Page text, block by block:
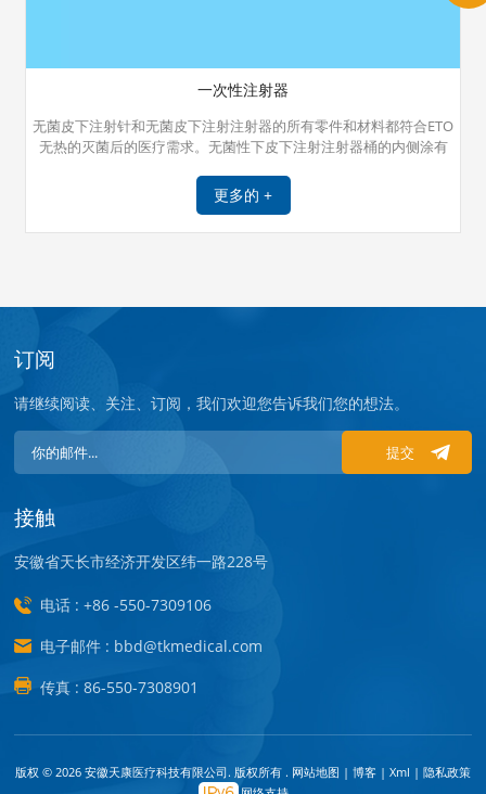
一次性注射器
无菌皮下注射针和无菌皮下注射注射器的所有零件和材料都符合ETO
无热的灭菌后的医疗需求。无菌性下皮下注射注射器桶的内侧涂有
注入患者或为患者取出血液。
更多的 +
订阅
请继续阅读、关注、订阅，我们欢迎您告诉我们您的想法。
提交
接触
安徽省天长市经济开发区纬一路228号
电话 : +86 -550-7309106
电子邮件 : bbd@tkmedical.com
传真 : 86-550-7308901
版权 © 2026 安徽天康医疗科技有限公司. 版权所有 . 网站地图 | 博客 | Xml | 隐私政策